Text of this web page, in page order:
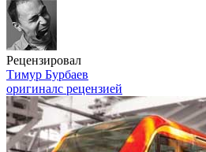
Рецензировал
Тимур Бурбаев
оригиналс рецензией